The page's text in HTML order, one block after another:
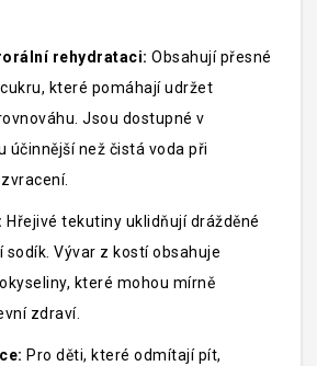
rehydrataci: Obsahují přesné
které pomáhají udržet
Jsou dostupné v
účinnější než čistá voda při
Hřejivé tekutiny uklidňují drážděné
sodík. Vývar z kostí obsahuje
které mohou mírně
zdraví.
Pro děti, které odmítají pít,